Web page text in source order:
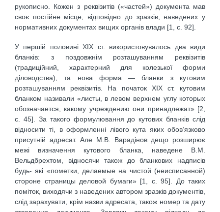
рукописно. Кожен з реквізитів («частей») документа мав
своє постійне місце, відповідно до зразків, наведених у
нормативних документах вищих органів влади [1, с. 92].
У першій половині ХІХ ст. використовувалось два види
бланків: з поздовжнім розташуванням реквізитів
(традиційний, характерний для колезької форми
діловодства), та нова форма — бланки з кутовим
розташуванням реквізитів. На початок ХІХ ст. кутовим
бланком називали «листы, в левом верхнем углу которых
обозначается, какому учреждению они принадлежат» [2,
с. 45]. За такого формулювання до кутових бланків слід
відносити ті, в оформленні лівого кута яких обов’язково
присутній адресат. Але М.В. Варадінов дещо розширює
межі визначення кутового бланка, наведене В.М.
Вельдбрехтом, відносячи також до бланкових надписів
будь- які «пометки, делаемые на чистой (неисписанной)
стороне страницы деловой бумаги» [1, с. 95]. До таких
поміток, виходячи з наведених автором зразків документів,
слід зарахувати, крім назви адресата, також номер та дату